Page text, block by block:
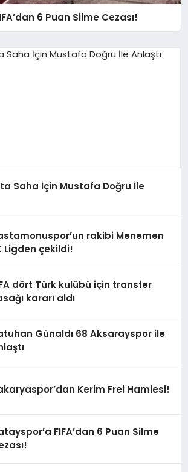
6 Puan Silme Cezası!
Saha İçin Mustafa Doğru İle
rakibi Menemen
Ligden çekildi!
dört Türk kulübü için transfer
kararı aldı
Günaldı 68 Aksarayspor ile
Kerim Frei Hamlesi!
FIFA’dan 6 Puan Silme